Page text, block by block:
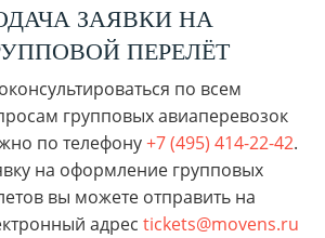
ЗАЯВКИ НА
ПЕРЕЛЁТ
по всем
групповых авиаперевозок
по телефону+7 (495) 414-22-42.
на оформление групповых
вы можете отправить на
адрес tickets@movens.ru